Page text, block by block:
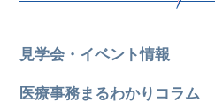
見学会・イベント情報
医療事務まるわかりコラム